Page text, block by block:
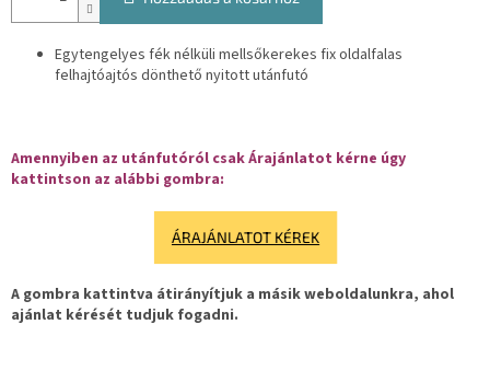
Egytengelyes fék nélküli mellsőkerekes fix oldalfalas
felhajtóajtós dönthető nyitott utánfutó
Amennyiben az utánfutóról csak Árajánlatot kérne úgy
kattintson az alábbi gombra:
ÁRAJÁNLATOT KÉREK
A gombra kattintva átirányítjuk a másik weboldalunkra, ahol
ajánlat kérését tudjuk fogadni.